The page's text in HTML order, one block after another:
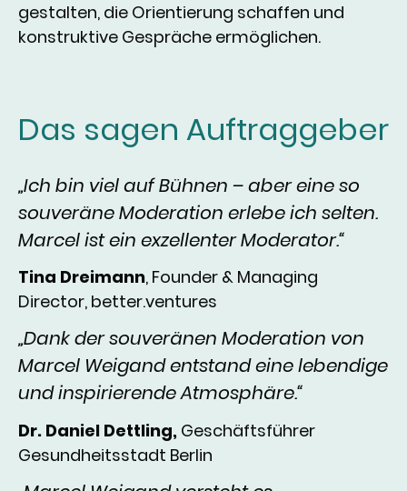
gestalten, die Orientierung schaffen und
konstruktive Gespräche ermöglichen.
Das sagen Auftraggeber
„Ich bin viel auf Bühnen – aber eine so
souveräne Moderation erlebe ich selten.
Marcel ist ein exzellenter Moderator.“
Tina Dreimann, Founder & Managing
Director, better.ventures
„Dank der souveränen Moderation von
Marcel Weigand entstand eine lebendige
und inspirierende Atmosphäre.“
Dr. Daniel Dettling, Geschäftsführer
Gesundheitsstadt Berlin